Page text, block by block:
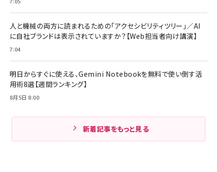
人と機械の両方に読まれるための「アクセシビリティツリー」／AI
に自社ブランドは表示されていますか？【Web担当者向け講演】
7:04
明日からすぐに使える、Gemini Notebookを無料で使い倒す活
用術8選【週間ランキング】
8月5日 8:00
新着記事をもっと見る